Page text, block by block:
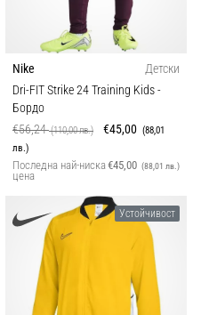
Nike
Детски
Dri-FIT Strike 24 Training Kids-
Бордо
€56,24(110,00 лв.) €45,00 (88,01
лв.)
Последна най-ниска
цена
€45,00 (88,01 лв.)
Устойчивост